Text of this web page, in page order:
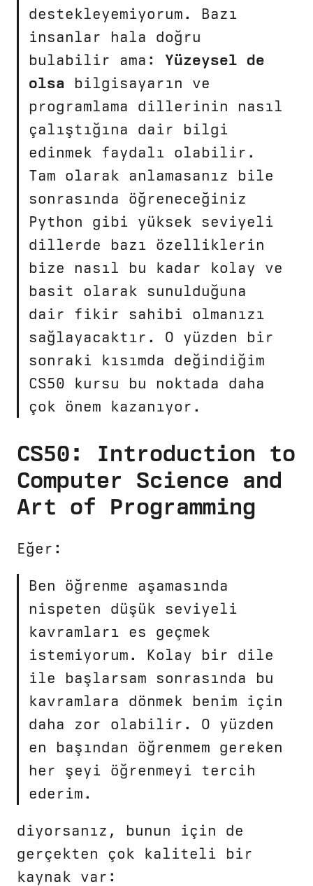
destekleyemiyorum. Bazı
insanlar hala doğru
bulabilir ama: Yüzeysel de
olsa bilgisayarın ve
programlama dillerinin nasıl
çalıştığına dair bilgi
edinmek faydalı olabilir.
Tam olarak anlamasanız bile
sonrasında öğreneceğiniz
Python gibi yüksek seviyeli
dillerde bazı özelliklerin
bize nasıl bu kadar kolay ve
basit olarak sunulduğuna
dair fikir sahibi olmanızı
sağlayacaktır. O yüzden bir
sonraki kısımda değindiğim
CS50 kursu bu noktada daha
çok önem kazanıyor.
CS50: Introduction to
Computer Science and
Art of Programming
Eğer:
Ben öğrenme aşamasında
nispeten düşük seviyeli
kavramları es geçmek
istemiyorum. Kolay bir dile
ile başlarsam sonrasında bu
kavramlara dönmek benim için
daha zor olabilir. O yüzden
en başından öğrenmem gereken
her şeyi öğrenmeyi tercih
ederim.
diyorsanız, bunun için de
gerçekten çok kaliteli bir
kaynak var: